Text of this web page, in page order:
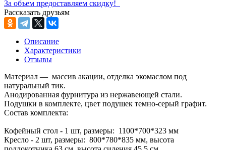
За объем предоставляем скидку!
Рассказать друзьям
Описание
Характеристики
Отзывы
Материал — массив акации, отделка экомаслом под
натуральный тик.
Анодированная фурнитура из нержавеющей стали.
Подушки в комплекте, цвет подушек темно-серый графит.
Состав комплекта:
Кофейный стол - 1 шт, размеры: 1100*700*323 мм
Кресло - 2 шт, размеры: 800*780*835 мм, высота